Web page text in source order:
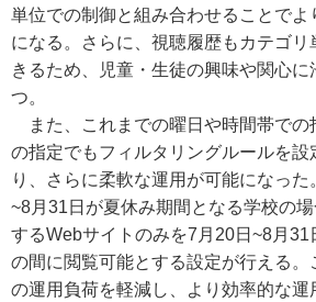
単位での制御と組み合わせることでよ
になる。さらに、視聴履歴もカテゴ
きるため、児童・生徒の興味や関心に
つ。
また、これまでの曜日や時間帯での
の指定でもフィルタリングルールを設
り、さらに柔軟な運用が可能になった
~8月31日が夏休み期間となる学校の
するWebサイトのみを7月20日~8月
の間に閲覧可能とする設定が行える。
の運用負荷を軽減し、より効率的な運